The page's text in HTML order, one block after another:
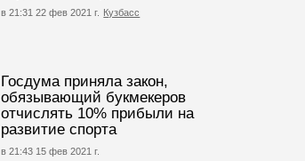
в 21:31 22 фев 2021 г. Кузбасс
Госдума приняла закон,
обязывающий букмекеров
отчислять 10% прибыли на
развитие спорта
в 21:43 15 фев 2021 г.